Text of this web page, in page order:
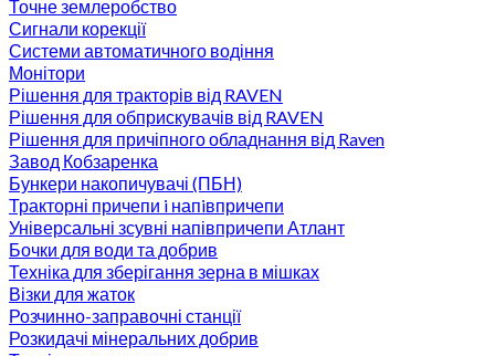
Точне землеробство
Сигнали корекції
Системи автоматичного водіння
Монітори
Рішення для тракторів від RAVEN
Рішення для обприскувачів від RAVEN
Рішення для причіпного обладнання від Raven
Завод Кобзаренка
Бункери накопичувачі (ПБН)
Тракторні причепи i напiвпричепи
Універсальні зсувні напівпричепи Атлант
Бочки для води та добрив
Техніка для зберігання зерна в мішках
Візки для жаток
Розчинно-заправочні станції
Розкидачі мінеральних добрив